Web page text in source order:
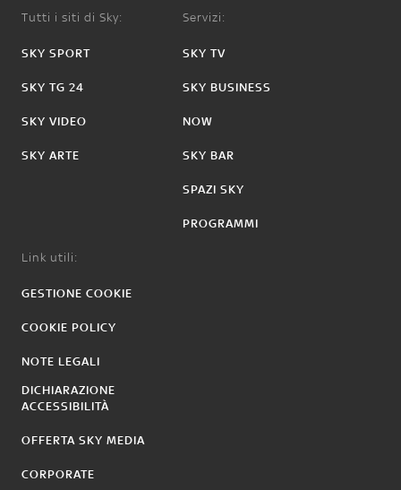
Tutti i siti di Sky:
SKY SPORT
SKY TG 24
SKY VIDEO
SKY ARTE
Servizi:
SKY TV
SKY BUSINESS
NOW
SKY BAR
SPAZI SKY
PROGRAMMI
Link utili:
GESTIONE COOKIE
COOKIE POLICY
NOTE LEGALI
DICHIARAZIONE
ACCESSIBILITÀ
OFFERTA SKY MEDIA
CORPORATE